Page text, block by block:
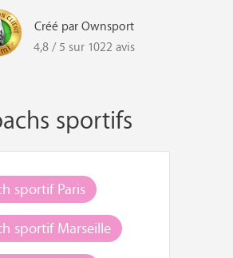
Créé par Ownsport
4,8 / 5 sur 1022 avis
sportifs
sportif Paris
sportif Marseille